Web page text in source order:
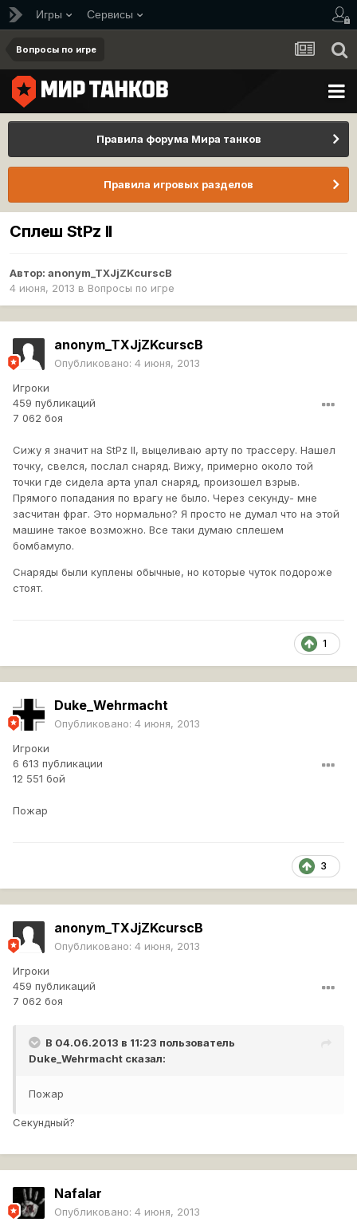
Игры Сервисы
Вопросы по игре
Правила форума Мира танков
Правила игровых разделов
Сплеш StPz II
Автор: anonym_TXJjZKcurscB
4 июня, 2013 в Вопросы по игре
anonym_TXJjZKcurscB
Опубликовано: 4 июня, 2013
Игроки
459 публикаций
7 062 боя
Сижу я значит на StPz II, выцеливаю арту по трассеру. Нашел
точку, свелся, послал снаряд. Вижу, примерно около той
точки где сидела арта упал снаряд, произошел взрыв.
Прямого попадания по врагу не было. Через секунду- мне
засчитан фраг. Это нормально? Я просто не думал что на этой
машине такое возможно. Все таки думаю сплешем
бомбамуло.
Снаряды были куплены обычные, но которые чуток подороже
стоят.
1
Duke_Wehrmacht
Опубликовано: 4 июня, 2013
Игроки
6 613 публикации
12 551 бой
Пожар
3
anonym_TXJjZKcurscB
Опубликовано: 4 июня, 2013
Игроки
459 публикаций
7 062 боя
В 04.06.2013 в 11:23 пользователь
Duke_Wehrmacht сказал:
Пожар
Секундный?
Nafalar
Опубликовано: 4 июня, 2013